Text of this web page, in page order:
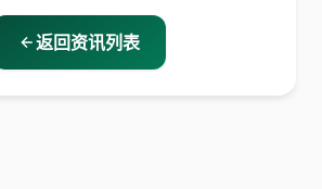
返回资讯列表